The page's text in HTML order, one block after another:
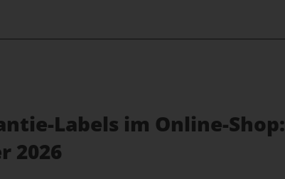
Labels im Online-Shop:
2026